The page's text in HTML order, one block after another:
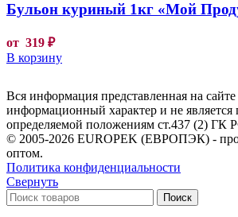
Бульон куриный 1кг «Мой
от 319 ₽
В корзину
Вся информация представленная на
информационный характер и не
определяемой положениям ст.437 (2) ГК
© 2005-2026 EUROPEK (ЕВРОПЭК) -
оптом.
Политика конфиденциальности
Свернуть
Поиск